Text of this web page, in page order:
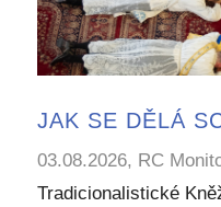
JAK SE DĚLÁ
03.08.2026, RC
Tradicionalistické